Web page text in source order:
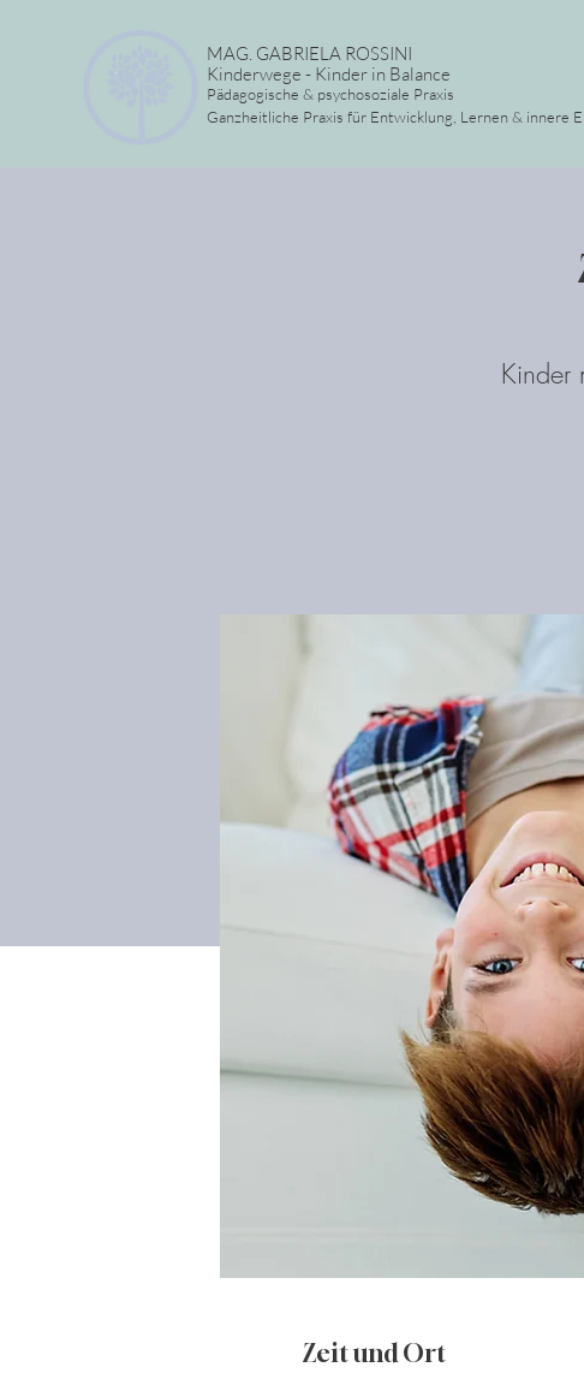
MAG. GABRIELA ROSSINI
Kinderwege - Kinder in Balance
Pädagogische & psychosoziale Praxis
Ganzheitliche Praxis für Entwicklung, Lernen & innere
Kinder
Zeit und Ort